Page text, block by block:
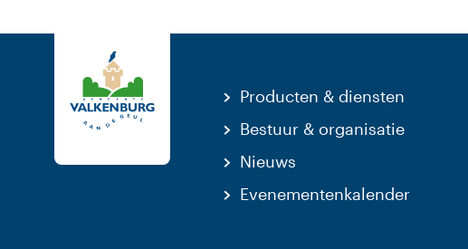
Producten & diensten
Bestuur & organisatie
Nieuws
Evenementenkalender